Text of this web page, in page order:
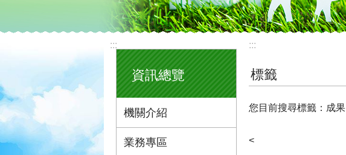
:::
資訊總覽
機關介紹
業務專區
:::
標籤
您目前搜尋標籤：成果
<